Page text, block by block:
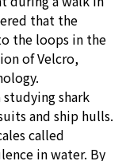
that the
the loops in the
of Velcro,
studying shark
and ship hulls.
called
in water. By